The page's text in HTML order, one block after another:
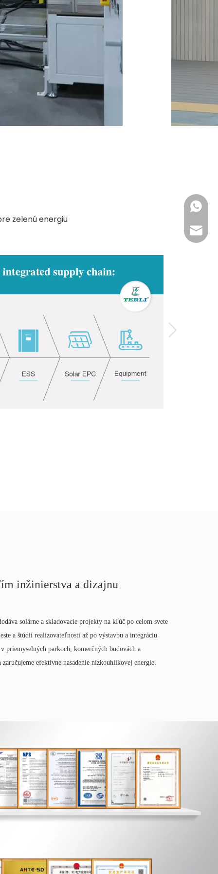
zelenú energiu
inžinierstva a dizajnu
solárne a skladovacie projekty na kľúč po celom svete
a štúdií realizovateľnosti až po výstavbu a integráciu
priemyselných parkoch, komerčných budovách a
zaručujeme efektívne nasadenie nízkouhlíkovej energie.
Email